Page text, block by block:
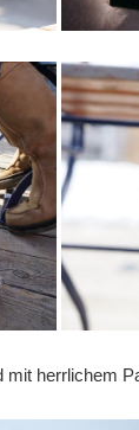
herrlichem